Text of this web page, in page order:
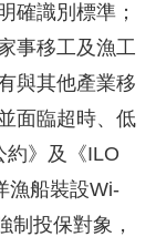
確識別標準；
事移工及漁工
與其他產業移
面臨超時、低
約》及《ILO
漁船裝設Wi-
制投保對象，